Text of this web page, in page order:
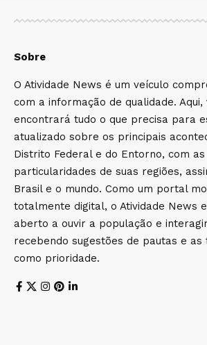
Sobre
O Atividade News é um veículo
com a informação de qualidade. Aqui,
encontrará tudo o que precisa para
atualizado sobre os principais
Distrito Federal e do Entorno, com as
particularidades de suas regiões,
Brasil e o mundo. Como um portal
totalmente digital, o Atividade News
aberto a ouvir a população e
recebendo sugestões de pautas e as
como prioridade.